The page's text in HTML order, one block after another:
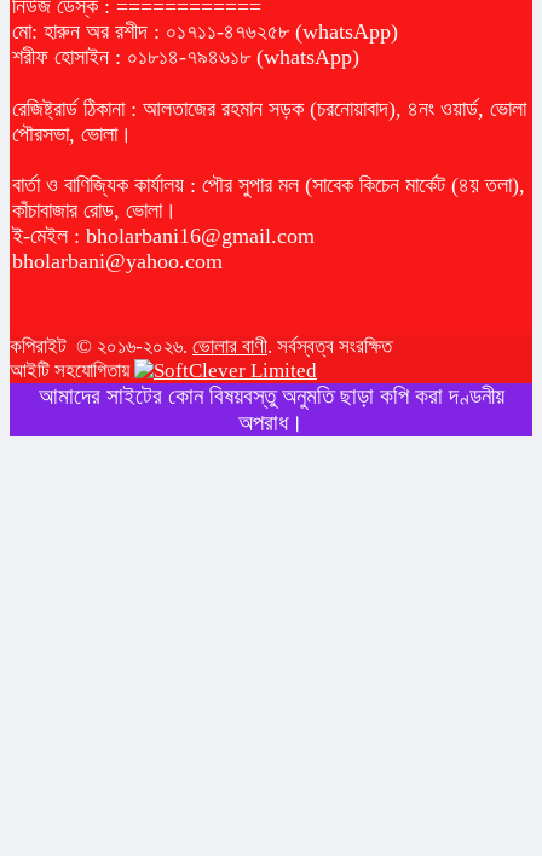
নিউজ ডেস্ক : ============
মো: হারুন অর রশীদ : ০১৭১১-৪৭৬২৫৮ (whatsApp)
শরীফ হোসাইন : ০১৮১৪-৭৯৪৬১৮ (whatsApp)
রেজিষ্ট্রার্ড ঠিকানা : আলতাজের রহমান সড়ক (চরনোয়াবাদ), ৪নং ওয়ার্ড, ভোলা
পৌরসভা, ভোলা।
বার্তা ও বাণিজ্যিক কার্যালয় : পৌর সুপার মল (সাবেক কিচেন মার্কেট (৪য় তলা),
কাঁচাবাজার রোড, ভোলা।
ই-মেইল : bholarbani16@gmail.com
bholarbani@yahoo.com
কপিরাইট © ২০১৬-২০২৬. ভোলার বাণী. সর্বস্বত্ব সংরক্ষিত
আইটি সহযোগিতায়
আমাদের সাইটের কোন বিষয়বস্তু অনুমতি ছাড়া কপি করা দণ্ডনীয়
অপরাধ।